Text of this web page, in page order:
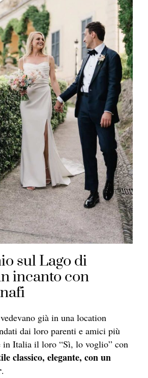
sul Lago di
incanto con
già in una location
dai loro parenti e amici più
in Italia il loro “Sì, lo voglio” con
classico, elegante, con un
.